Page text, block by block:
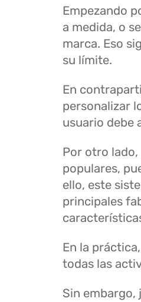
Empezando
a medida, o
marca. Eso
su límite.
En
personalizar
usuario debe
Por otro lado,
populares,
ello, este
principales
En la
todas las
Sin embargo,